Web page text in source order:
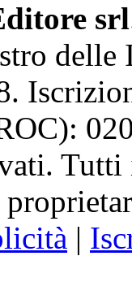
srl
delle
Tutti
|